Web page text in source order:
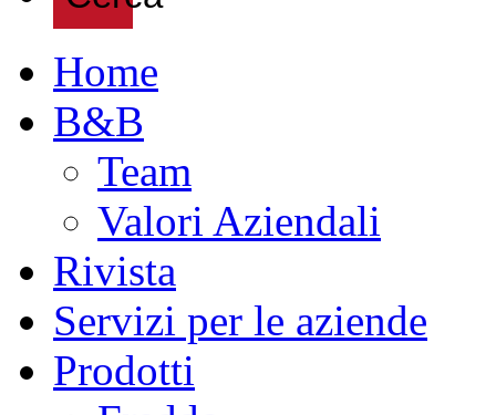
Home
B&B
Team
Valori Aziendali
Rivista
Servizi per le aziende
Prodotti